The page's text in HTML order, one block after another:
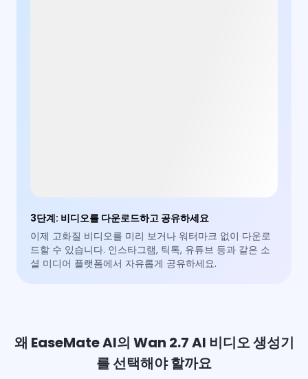
3단계: 비디오를 다운로드하고 공유하세요
이제 고화질 비디오를 미리 보거나 워터마크 없이 다운로
드할 수 있습니다. 인스타그램, 틱톡, 유튜브 등과 같은 소
셜 미디어 플랫폼에서 자유롭게 공유하세요.
왜 EaseMate AI의 Wan 2.7 AI 비디오 생성기
를 선택해야 할까요